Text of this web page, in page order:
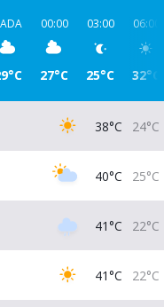
00:00
27°C
03:00
25°C
06:00
32°C
38°C 24°C
40°C 25°C
41°C 22°C
41°C 22°C